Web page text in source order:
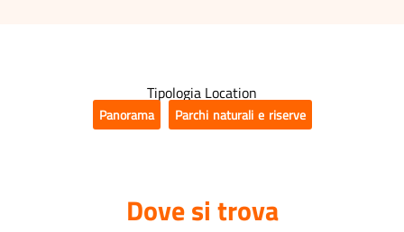
Tipologia Location
Panorama Parchi naturali e riserve
Dove si trova